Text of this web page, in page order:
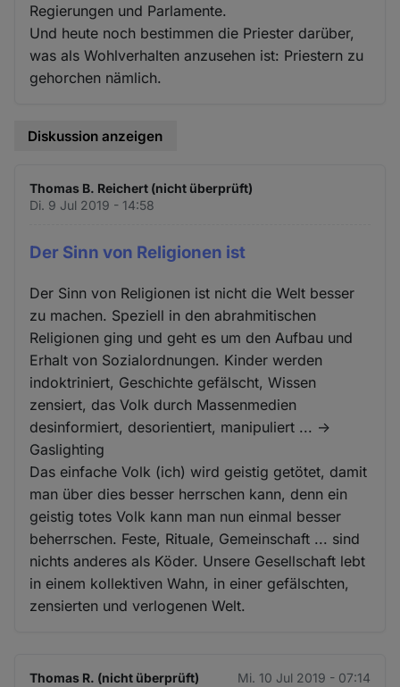
Regierungen und Parlamente.
Und heute noch bestimmen die Priester darüber,
was als Wohlverhalten anzusehen ist: Priestern zu
gehorchen nämlich.
Diskussion anzeigen
Thomas B. Reichert (nicht überprüft)
Di. 9 Jul 2019 - 14:58
Der Sinn von Religionen ist
Der Sinn von Religionen ist nicht die Welt besser
zu machen. Speziell in den abrahmitischen
Religionen ging und geht es um den Aufbau und
Erhalt von Sozialordnungen. Kinder werden
indoktriniert, Geschichte gefälscht, Wissen
zensiert, das Volk durch Massenmedien
desinformiert, desorientiert, manipuliert ... ->
Gaslighting
Das einfache Volk (ich) wird geistig getötet, damit
man über dies besser herrschen kann, denn ein
geistig totes Volk kann man nun einmal besser
beherrschen. Feste, Rituale, Gemeinschaft ... sind
nichts anderes als Köder. Unsere Gesellschaft lebt
in einem kollektiven Wahn, in einer gefälschten,
zensierten und verlogenen Welt.
Thomas R. (nicht überprüft) Mi. 10 Jul 2019 - 07:14